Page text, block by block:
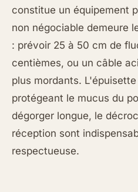
constitue un équipement
non négociable demeure
: prévoir 25 à 50 cm de
centièmes, ou un câble
plus mordants.
protégeant le mucus du
dégorger longue, le
réception sont
respectueuse.